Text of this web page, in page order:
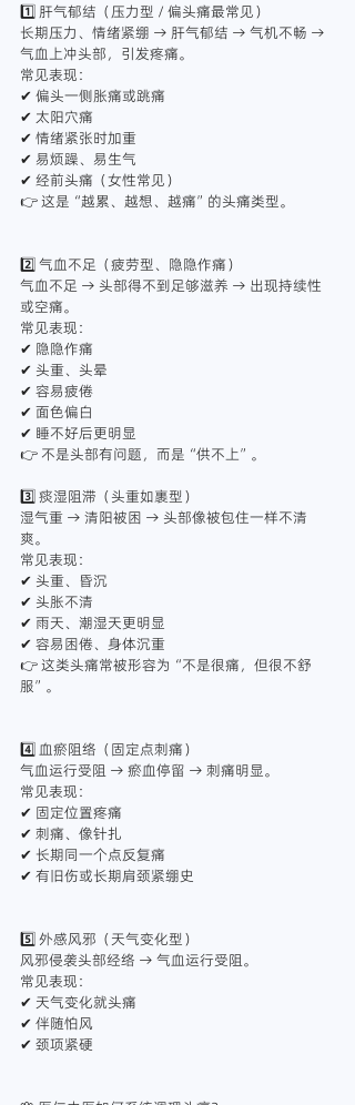
1️⃣ 肝气郁结（压力型 / 偏头痛最常见）
长期压力、情绪紧绷 → 肝气郁结 → 气机不畅 →
气血上冲头部，引发疼痛。
常见表现：
✔ 偏头一侧胀痛或跳痛
✔ 太阳穴痛
✔ 情绪紧张时加重
✔ 易烦躁、易生气
✔ 经前头痛（女性常见）
👉 这是“越累、越想、越痛”的头痛类型。
2️⃣ 气血不足（疲劳型、隐隐作痛）
气血不足 → 头部得不到足够滋养 → 出现持续性
或空痛。
常见表现：
✔ 隐隐作痛
✔ 头重、头晕
✔ 容易疲倦
✔ 面色偏白
✔ 睡不好后更明显
👉 不是头部有问题，而是“供不上”。
3️⃣ 痰湿阻滞（头重如裹型）
湿气重 → 清阳被困 → 头部像被包住一样不清
爽。
常见表现：
✔ 头重、昏沉
✔ 头胀不清
✔ 雨天、潮湿天更明显
✔ 容易困倦、身体沉重
👉 这类头痛常被形容为“不是很痛，但很不舒
服”。
4️⃣ 血瘀阻络（固定点刺痛）
气血运行受阻 → 瘀血停留 → 刺痛明显。
常见表现：
✔ 固定位置疼痛
✔ 刺痛、像针扎
✔ 长期同一个点反复痛
✔ 有旧伤或长期肩颈紧绷史
5️⃣ 外感风邪（天气变化型）
风邪侵袭头部经络 → 气血运行受阻。
常见表现：
✔ 天气变化就头痛
✔ 伴随怕风
✔ 颈项紧硬